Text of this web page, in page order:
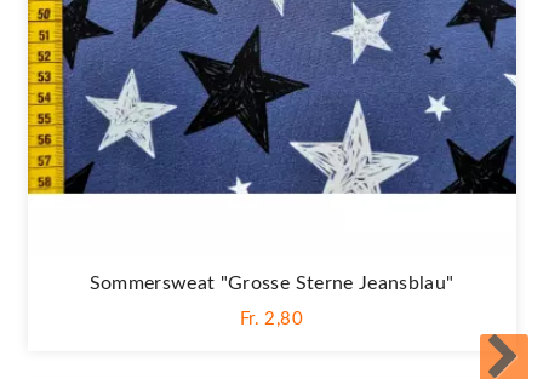
Sommersweat "Grosse Sterne Jeansblau"
Fr. 2,80